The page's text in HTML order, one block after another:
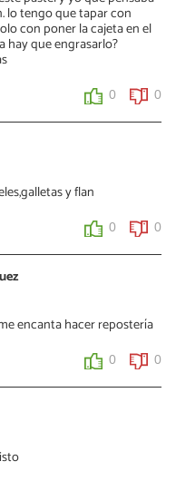
lo tengo que tapar con
con poner la cajeta en el
hay que engrasarlo?
0 0
y flan
0 0
encanta hacer repostería
0 0